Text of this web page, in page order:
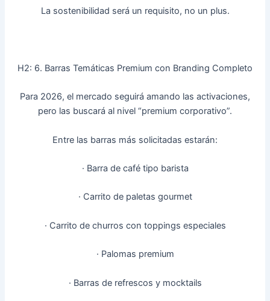
La sostenibilidad será un requisito, no un plus.
H2: 6. Barras Temáticas Premium con Branding Completo
Para 2026, el mercado seguirá amando las activaciones,
pero las buscará al nivel “premium corporativo”.
Entre las barras más solicitadas estarán:
· Barra de café tipo barista
· Carrito de paletas gourmet
· Carrito de churros con toppings especiales
· Palomas premium
· Barras de refrescos y mocktails